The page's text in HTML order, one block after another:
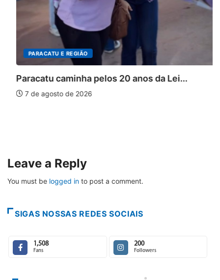
PARACATU E REGIÃO
Paracatu caminha pelos 20 anos da Lei...
7 de agosto de 2026
Leave a Reply
You must be logged in to post a comment.
SIGAS NOSSAS REDES SOCIAIS
1,508
Fans
200
Followers